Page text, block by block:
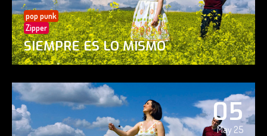
pop punk
Zipper
SIEMPRE ES LO MISMO
05
May 25